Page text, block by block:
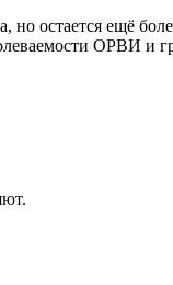
остается ещё
ОРВИ и